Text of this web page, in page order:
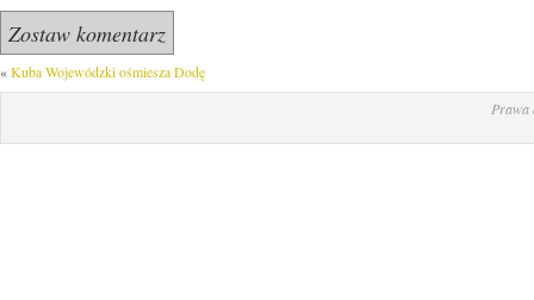
«Kuba Wojewódzki ośmiesza Dodę